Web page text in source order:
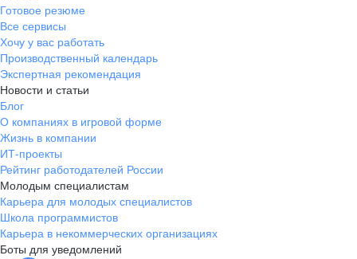
Готовое резюме
Все сервисы
Хочу у вас работать
Производственный календарь
Экспертная рекомендация
Новости и статьи
Блог
О компаниях в игровой форме
Жизнь в компании
ИТ-проекты
Рейтинг работодателей России
Молодым специалистам
Карьера для молодых специалистов
Школа программистов
Карьера в некоммерческих организациях
Боты для уведомлений